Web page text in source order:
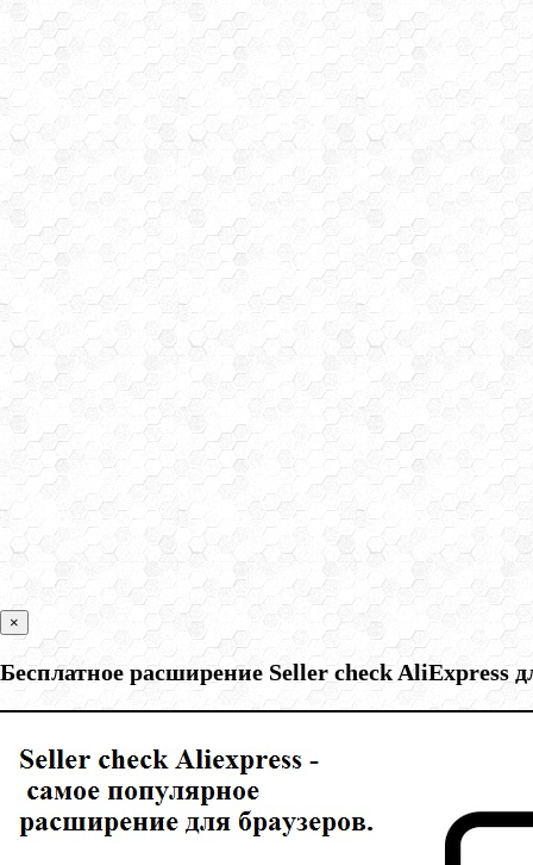
×
Бесплатное расширение Seller check AliExpress